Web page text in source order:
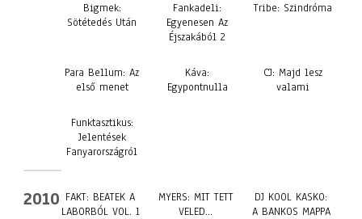
Bigmek:
Sötétedés Után
Fankadeli:
Egyenesen Az
Éjszakából 2
Tribe: Szindróma
Para Bellum: Az
első menet
Káva:
Egypontnulla
CJ: Majd lesz
valami
Funktasztikus:
Jelentések
Fanyarországról
2010 FAKT: BEATEK A
LABORBÓL VOL. 1
MYERS: MIT TETT
VELED…
DJ KOOL KASKO:
A BANKOS MAPPA